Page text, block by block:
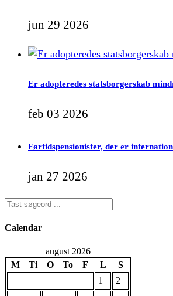
jun 29 2026
Er adopteredes statsborgerskab
feb 03 2026
Førtidspensionister, der er
jan 27 2026
Calendar
august 2026
M
Ti O To F L
S
1
2